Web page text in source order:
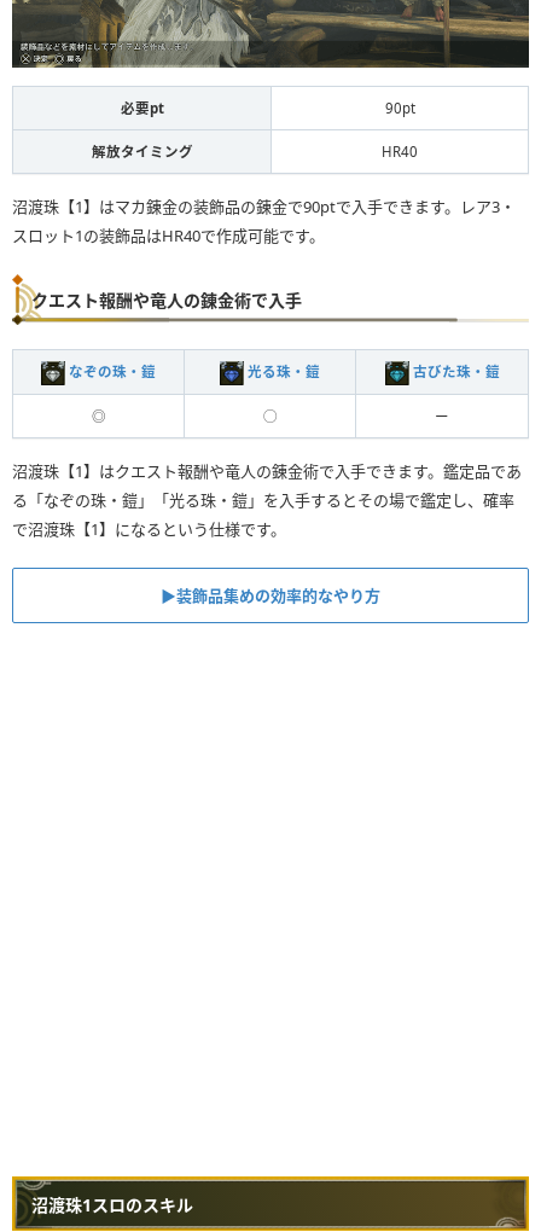
必要pt 90pt
解放タイミング HR40
沼渡珠【1】はマカ錬金の装飾品の錬金で90ptで入手できます。レア3・
スロット1の装飾品はHR40で作成可能です。
クエスト報酬や竜人の錬金術で入手
なぞの珠・鎧 光る珠・鎧 古びた珠・鎧
◎ ◯ ー
沼渡珠【1】はクエスト報酬や竜人の錬金術で入手できます。鑑定品であ
る「なぞの珠・鎧」「光る珠・鎧」を入手するとその場で鑑定し、確率
で沼渡珠【1】になるという仕様です。
▶︎装飾品集めの効率的なやり方
沼渡珠1スロのスキル